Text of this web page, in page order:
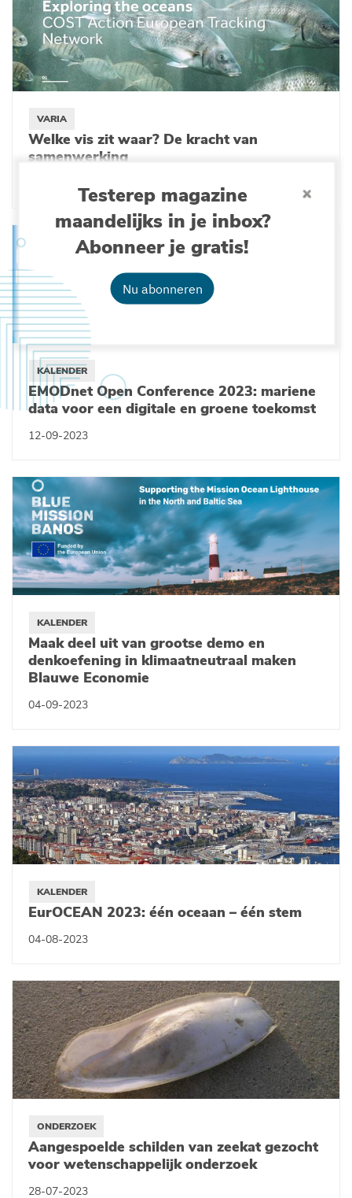
Testerep magazine
maandelijks in je inbox?
Abonneer je gratis!
Nu abonneren
VARIA
Welke vis zit waar? De kracht van
samenwerking
KALENDER
EMODnet Open Conference 2023: mariene
data voor een digitale en groene toekomst
12-09-2023
KALENDER
Maak deel uit van grootse demo en
denkoefening in klimaatneutraal maken
Blauwe Economie
04-09-2023
KALENDER
EurOCEAN 2023: één oceaan – één stem
04-08-2023
ONDERZOEK
Aangespoelde schilden van zeekat gezocht
voor wetenschappelijk onderzoek
28-07-2023